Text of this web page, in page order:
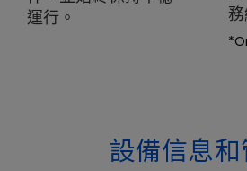
運行。
設備信息